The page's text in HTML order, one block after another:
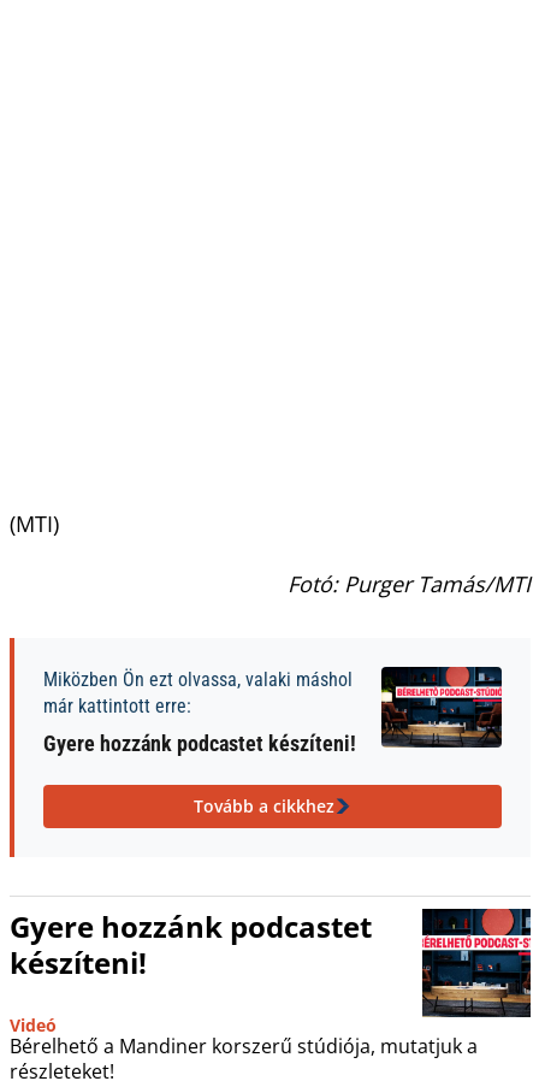
(MTI)
Fotó: Purger Tamás/MTI
Miközben Ön ezt olvassa, valaki máshol
már kattintott erre:
Gyere hozzánk podcastet készíteni!
Tovább a cikkhez
Gyere hozzánk podcastet
készíteni!
Videó
Bérelhető a Mandiner korszerű stúdiója, mutatjuk a
részleteket!